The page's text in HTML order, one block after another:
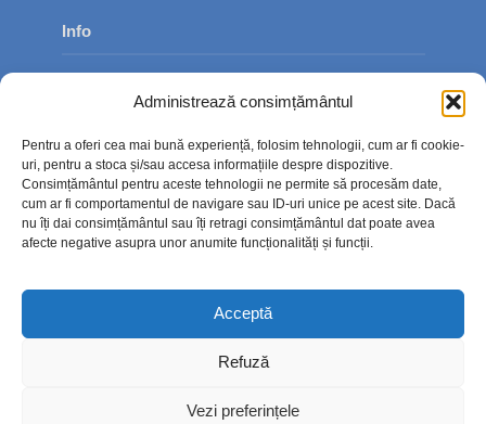
Administrează consimțământul
Pentru a oferi cea mai bună experiență, folosim tehnologii, cum ar fi cookie-
uri, pentru a stoca și/sau accesa informațiile despre dispozitive.
Consimțământul pentru aceste tehnologii ne permite să procesăm date,
cum ar fi comportamentul de navigare sau ID-uri unice pe acest site. Dacă
nu îți dai consimțământul sau îți retragi consimțământul dat poate avea
afecte negative asupra unor anumite funcționalități și funcții.
Acceptă
Refuză
Vezi preferințele
Info
Contact
Politica de confidențialitate
Politică cookie-uri (UE)